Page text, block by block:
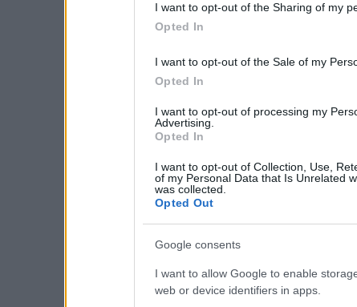
I want to opt-out of the Sharing of my
Opted In
I want to opt-out of the Sale of my
Opted In
I want to opt-out of processing my
Advertising.
Opted In
I want to opt-out of Collection, Use,
of my Personal Data that Is Unrelated
was collected.
Opted Out
Google consents
I want to allow Google to enable
web or device identifiers in apps.